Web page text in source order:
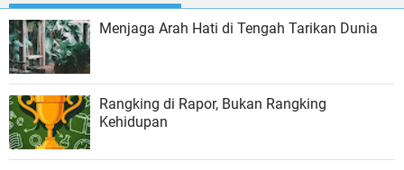
Menjaga Arah Hati di Tengah Tarikan Dunia
Rangking di Rapor, Bukan Rangking
Kehidupan